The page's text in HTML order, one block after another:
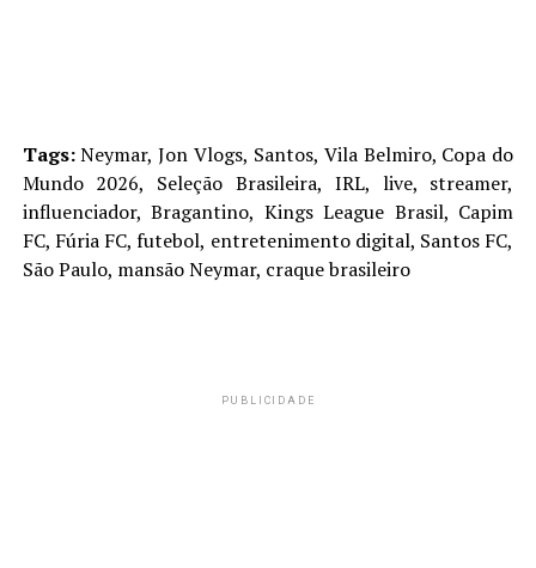
Tags:Neymar, Jon Vlogs, Santos, Vila Belmiro, Copa do
Mundo 2026, Seleção Brasileira, IRL, live, streamer,
influenciador, Bragantino, Kings League Brasil, Capim
FC, Fúria FC, futebol, entretenimento digital, Santos FC,
São Paulo, mansão Neymar, craque brasileiro
PUBLICIDADE